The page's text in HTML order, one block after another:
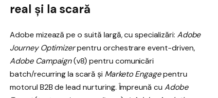
real și la scară
Adobe mizează pe o suită largă, cu specializări: Adobe
Journey Optimizerpentru orchestrare event-driven,
Adobe Campaign(v8) pentru comunicări
batch/recurring la scară și Marketo Engagepentru
motorul B2B de lead nurturing. Împreună cu Adobe